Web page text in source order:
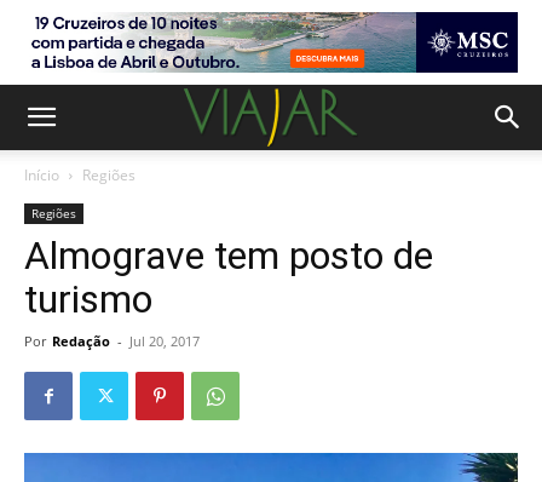
Início Regiões
Regiões
Almograve tem posto de
turismo
Por Redação - Jul 20, 2017